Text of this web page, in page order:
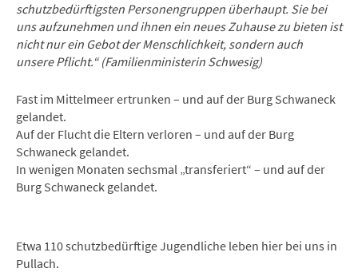
schutzbedürftigsten Personengruppen überhaupt. Sie bei
uns aufzunehmen und ihnen ein neues Zuhause zu bieten ist
nicht nur ein Gebot der Menschlichkeit, sondern auch
unsere Pflicht.“ (Familienministerin Schwesig)
Fast im Mittelmeer ertrunken – und auf der Burg Schwaneck
gelandet.
Auf der Flucht die Eltern verloren – und auf der Burg
Schwaneck gelandet.
In wenigen Monaten sechsmal „transferiert“ – und auf der
Burg Schwaneck gelandet.
Etwa 110 schutzbedürftige Jugendliche leben hier bei uns in
Pullach.